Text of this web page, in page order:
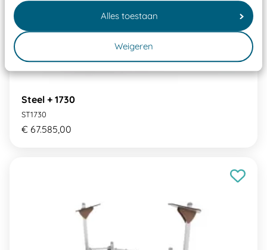
Alles toestaan
Weigeren
Steel + 1730
ST1730
€ 67.585,00